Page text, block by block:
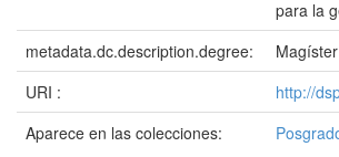
para la
metadata.dc.description.degree:
URI :
http://
Aparece en las colecciones: